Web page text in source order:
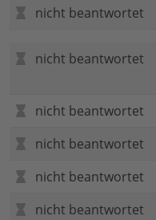
nicht beantwortet
nicht beantwortet
nicht beantwortet
nicht beantwortet
nicht beantwortet
nicht beantwortet